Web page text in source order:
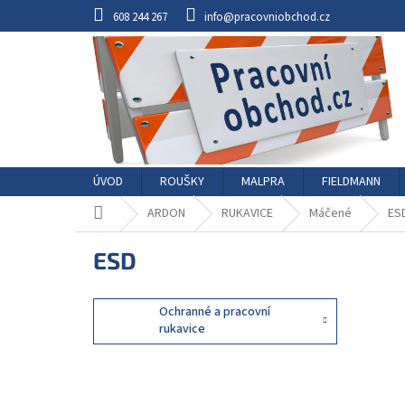
608 244 267 info@pracovniobchod.cz
ÚVOD ROUŠKY MALPRA FIELDMANN
Domů ARDON RUKAVICE Máčené
ESD
Ochranné a pracovní
rukavice